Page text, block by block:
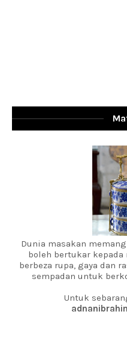
Dunia masakan
boleh bertukar
berbeza rupa, gaya dan
sempadan untuk
Untuk